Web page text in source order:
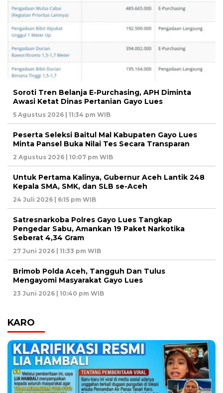
Soroti Tren Belanja E-Purchasing, APH Diminta
Awasi Ketat Dinas Pertanian Gayo Lues
5 Agustus 2026 | 11:34 pm WIB
Peserta Seleksi Baitul Mal Kabupaten Gayo Lues
Minta Pansel Buka Nilai Tes Secara Transparan
2 Agustus 2026 | 10:07 pm WIB
Untuk Pertama Kalinya, Gubernur Aceh Lantik 248
Kepala SMA, SMK, dan SLB se-Aceh
24 Juli 2026 | 6:15 pm WIB
Satresnarkoba Polres Gayo Lues Tangkap
Pengedar Sabu, Amankan 19 Paket Narkotika
Seberat 4,34 Gram
27 Juni 2026 | 11:33 pm WIB
Brimob Polda Aceh, Tangguh Dan Tulus
Mengayomi Masyarakat Gayo Lues
23 Juni 2026 | 10:40 pm WIB
KARO